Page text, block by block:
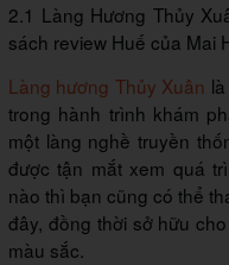
2.1 Làng Hương Thủy
sách review Huế của Mai
Làng hương Thủy Xuân
trong hành trình khám
một làng nghề truyền
được tận mắt xem quá
nào thì bạn cũng có thể
đây, đồng thời sở hữu
màu sắc.